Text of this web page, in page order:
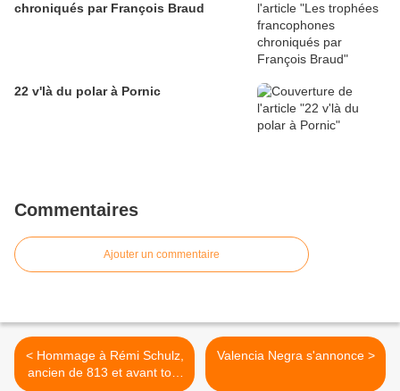
chroniqués par François Braud
22 v'là du polar à Pornic
Commentaires
Ajouter un commentaire
< Hommage à Rémi Schulz,
ancien de 813 et avant tout
Valencia Negra s'annonce >